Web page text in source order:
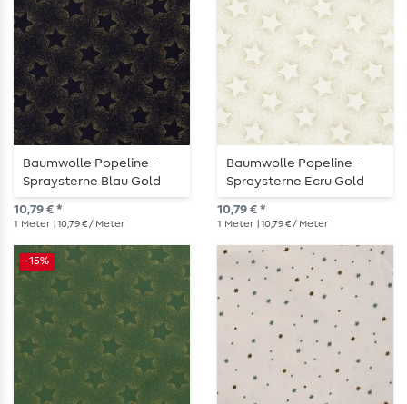
Baumwolle Popeline -
Spraysterne Blau Gold
10,79 € *
1 Meter | 10,79 € / Meter
Baumwolle Popeline -
Spraysterne Ecru Gold
10,79 € *
1 Meter | 10,79 € / Meter
-15%